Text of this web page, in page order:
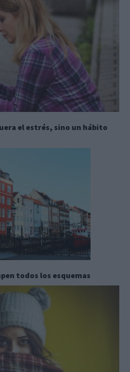
el estrés, sino un hábito
todos los esquemas